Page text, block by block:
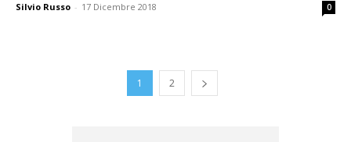
Silvio Russo - 17 Dicembre 2018 0
1 2